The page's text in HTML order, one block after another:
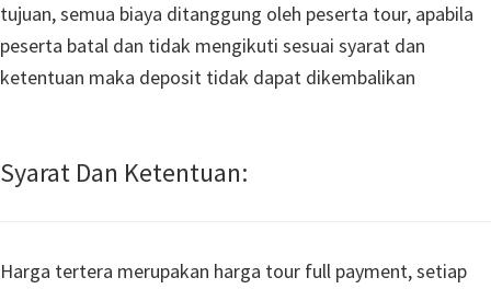
tujuan, semua biaya ditanggung oleh peserta tour, apabila
peserta batal dan tidak mengikuti sesuai syarat dan
ketentuan maka deposit tidak dapat dikembalikan
Syarat Dan Ketentuan:
Harga tertera merupakan harga tour full payment, setiap